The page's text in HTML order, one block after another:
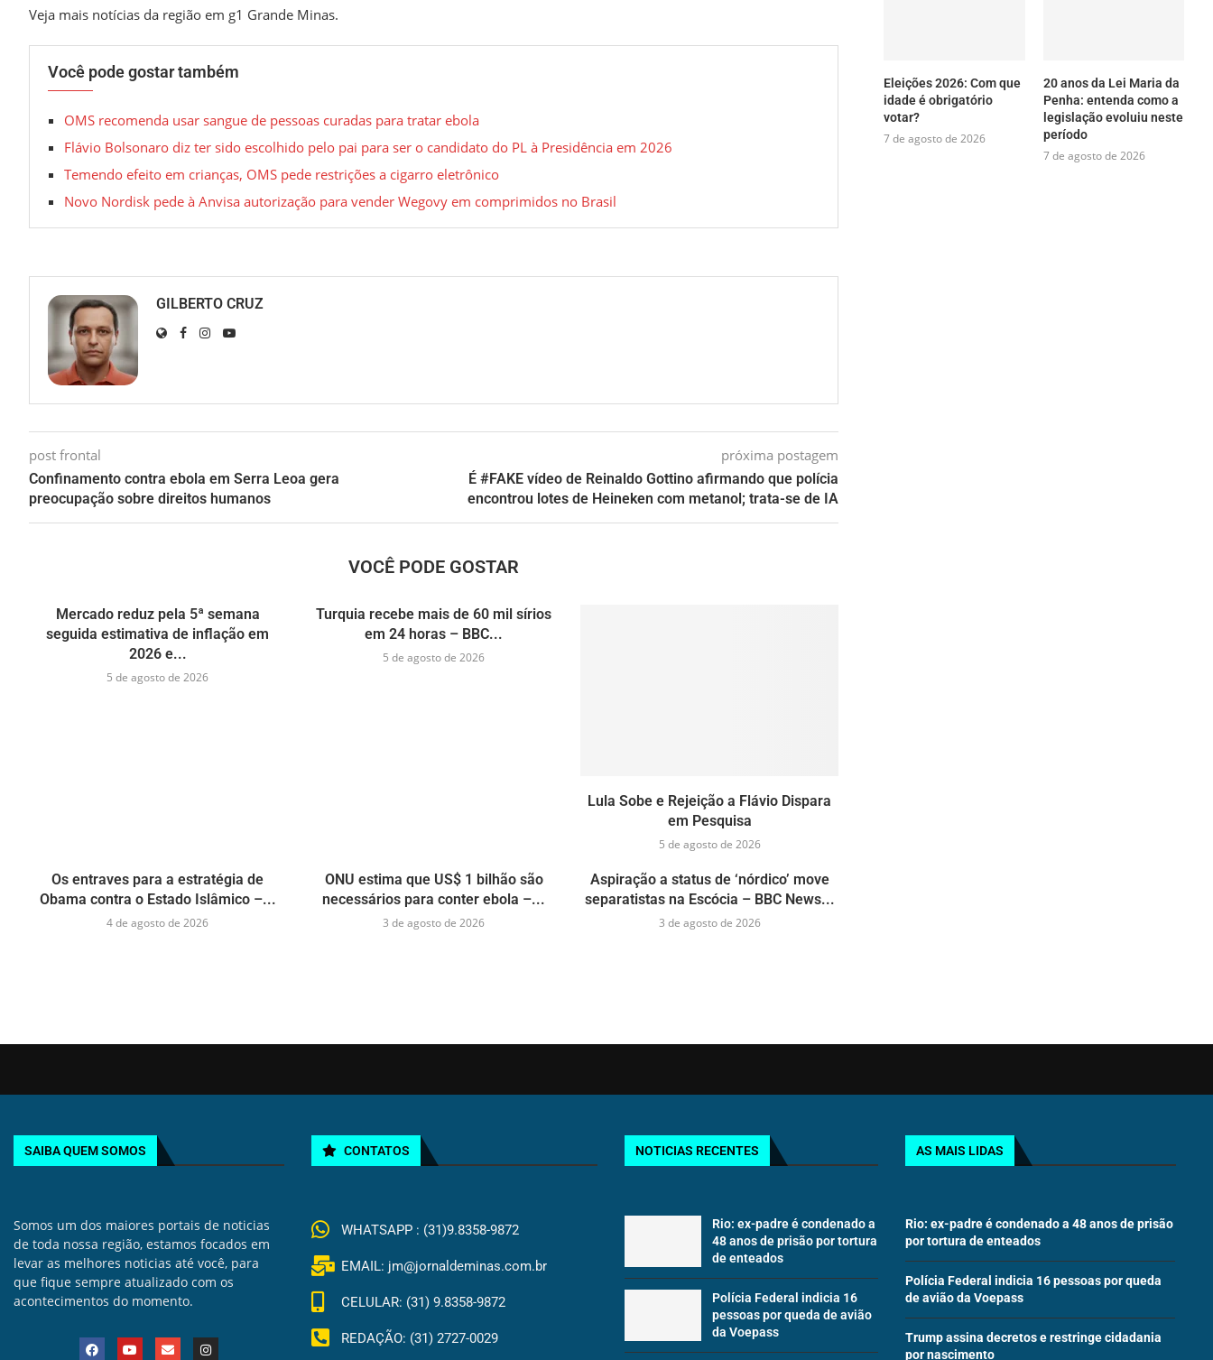
Veja mais notícias da região em g1 Grande Minas.
Você pode gostar também
OMS recomenda usar sangue de pessoas curadas para tratar ebola
Flávio Bolsonaro diz ter sido escolhido pelo pai para ser o candidato do PL à Presidência em 2026
Temendo efeito em crianças, OMS pede restrições a cigarro eletrônico
Novo Nordisk pede à Anvisa autorização para vender Wegovy em comprimidos no Brasil
GILBERTO CRUZ
post frontal
Confinamento contra ebola em Serra Leoa gera
preocupação sobre direitos humanos
próxima postagem
É #FAKE vídeo de Reinaldo Gottino afirmando que polícia
encontrou lotes de Heineken com metanol; trata-se de IA
VOCÊ PODE GOSTAR
Mercado reduz pela 5ª semana
seguida estimativa de inflação em
2026 e...
5 de agosto de 2026
Turquia recebe mais de 60 mil sírios
em 24 horas – BBC...
5 de agosto de 2026
Lula Sobe e Rejeição a Flávio Dispara
em Pesquisa
5 de agosto de 2026
Os entraves para a estratégia de
Obama contra o Estado Islâmico –...
4 de agosto de 2026
ONU estima que US$ 1 bilhão são
necessários para conter ebola –...
3 de agosto de 2026
Aspiração a status de ‘nórdico’ move
separatistas na Escócia – BBC News...
3 de agosto de 2026
Eleições 2026: Com que
idade é obrigatório
votar?
7 de agosto de 2026
20 anos da Lei Maria da
Penha: entenda como a
legislação evoluiu neste
período
7 de agosto de 2026
SAIBA QUEM SOMOS
Somos um dos maiores portais de noticias
de toda nossa região, estamos focados em
levar as melhores noticias até você, para
que fique sempre atualizado com os
acontecimentos do momento.
CONTATOS
WHATSAPP : (31)9.8358-9872
EMAIL: jm@jornaldeminas.com.br
CELULAR: (31) 9.8358-9872
REDAÇÃO: (31) 2727-0029
NOTICIAS RECENTES
Rio: ex-padre é condenado a
48 anos de prisão por tortura
de enteados
Polícia Federal indicia 16
pessoas por queda de avião
da Voepass
AS MAIS LIDAS
Rio: ex-padre é condenado a 48 anos de prisão
por tortura de enteados
Polícia Federal indicia 16 pessoas por queda
de avião da Voepass
Trump assina decretos e restringe cidadania
por nascimento